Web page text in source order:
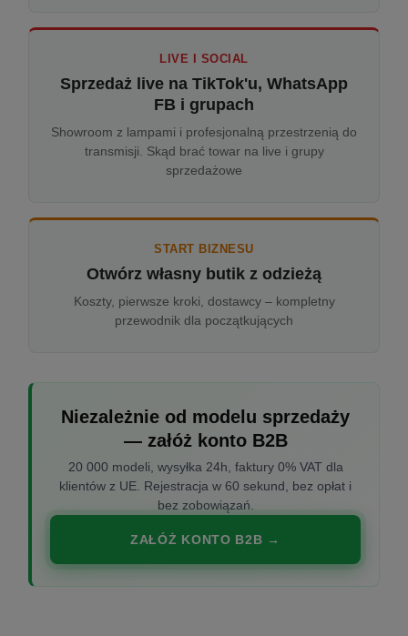
LIVE I SOCIAL
Sprzedaż live na TikTok'u, WhatsApp
FB i grupach
Showroom z lampami i profesjonalną przestrzenią do
transmisji. Skąd brać towar na live i grupy
sprzedażowe
START BIZNESU
Otwórz własny butik z odzieżą
Koszty, pierwsze kroki, dostawcy – kompletny
przewodnik dla początkujących
Niezależnie od modelu sprzedaży
— załóż konto B2B
20 000 modeli, wysyłka 24h, faktury 0% VAT dla
klientów z UE. Rejestracja w 60 sekund, bez opłat i
bez zobowiązań.
ZAŁÓŻ KONTO B2B →